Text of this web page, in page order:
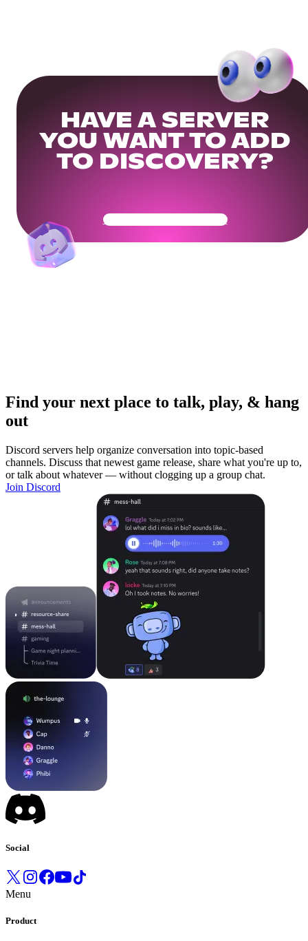
HAVE A SERVER
YOU WANT TO ADD
TO DISCOVERY?
Get Your Community Ready
Find your next place to talk, play, & hang
out
Discord servers help organize conversation into topic-based
channels. Discuss that newest game release, share what you're up to,
or talk about whatever — without clogging up a group chat.
Join Discord
Social
Menu
Product